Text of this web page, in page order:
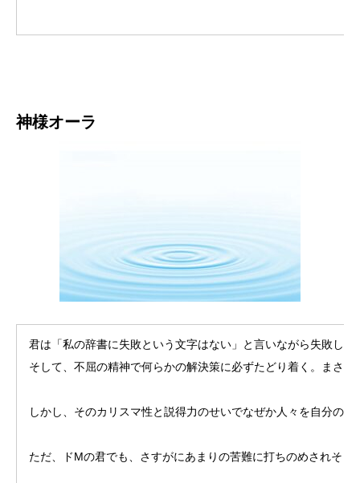
神様オーラ
君は「私の辞書に失敗という文字はない」と言いながら失敗し
そして、不屈の精神で何らかの解決策に必ずたどり着く。まさ
しかし、そのカリスマ性と説得力のせいでなぜか人々を自分の
ただ、ドMの君でも、さすがにあまりの苦難に打ちのめされそ